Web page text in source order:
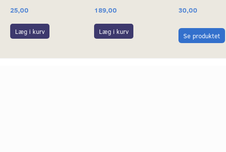
25,00
Læg i kurv
189,00
Læg i kurv
30,00
Se produktet